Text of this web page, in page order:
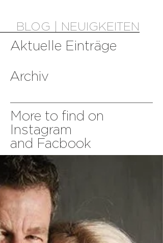
BLOG | NEUIGKEITEN
Aktuelle Einträge
Archiv
More to find on
Instagram
and Facbook